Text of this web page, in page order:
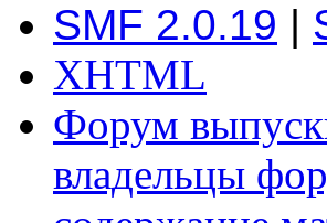
SMF 2.0.19 |
XHTML
Форум
владельцы